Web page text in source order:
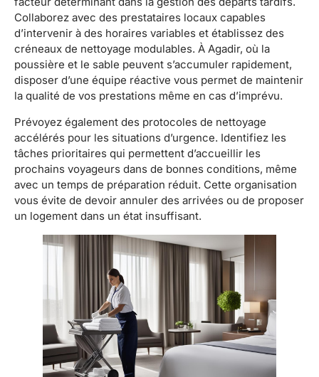
Collaborez avec des prestataires locaux capables
d’intervenir à des horaires variables et établissez des
créneaux de nettoyage modulables. À Agadir, où la
poussière et le sable peuvent s’accumuler rapidement,
disposer d’une équipe réactive vous permet de maintenir
la qualité de vos prestations même en cas d’imprévu.
Prévoyez également des protocoles de nettoyage
accélérés pour les situations d’urgence. Identifiez les
tâches prioritaires qui permettent d’accueillir les
prochains voyageurs dans de bonnes conditions, même
avec un temps de préparation réduit. Cette organisation
vous évite de devoir annuler des arrivées ou de proposer
un logement dans un état insuffisant.